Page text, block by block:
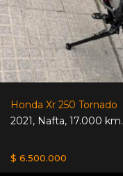
Honda Xr 250 Tornado
2021, Nafta, 17.000 km.
$ 6.500.000